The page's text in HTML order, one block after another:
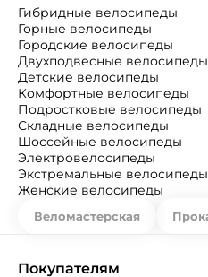
Гибридные велосипеды
Горные велосипеды
Городские велосипеды
Двухподвесные велосипеды
Детские велосипеды
Комфортные велосипеды
Подростковые велосипеды
Складные велосипеды
Шоссейные велосипеды
Электровелосипеды
Экстремальные велосипеды
Женские велосипеды
Веломастерская
Покупателям